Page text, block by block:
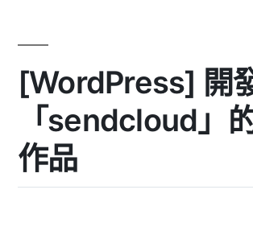
[WordPress] 開
「sendcloud」
作品